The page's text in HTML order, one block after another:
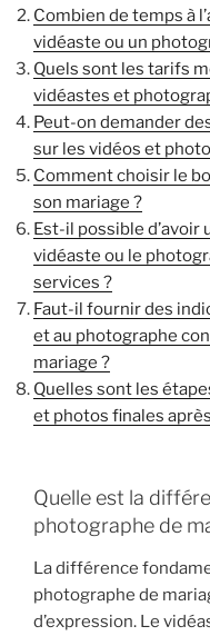
Combien de temps à
vidéaste ou un
Quels sont les tarifs
vidéastes et
Peut-on demander
sur les vidéos et
Comment choisir le
son mariage ?
Est-il possible d’avoir
vidéaste ou le
services ?
Faut-il fournir des
et au photographe
mariage ?
Quelles sont les
et photos finales
Quelle est la
photographe de
La différence
photographe de
d’expression. Le